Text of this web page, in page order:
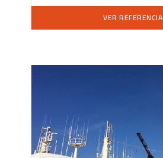
VER REFERENCIA